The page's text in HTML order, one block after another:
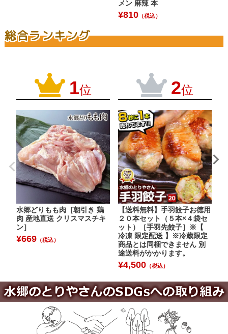
メン 麻辣 本
¥810 （税込）
総合ランキング
1位
水郷どりもも肉［朝引き 鶏
肉 産地直送 クリスマスチキ
ン］
¥669 （税込）
2位
【送料無料】手羽餃子お徳用
２０本セット（５本×４袋セ
ット）［手羽先餃子］※【
冷凍 限定配送 】※冷蔵限定
商品とは同梱できません 別
途送料がかかります。
¥4,500 （税込）